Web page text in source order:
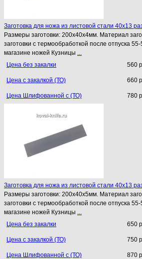
Заготовка для ножа из листовой стали 40х13
Размеры заготовки: 200х40х4мм. Материал
заготовки с термообработкой после отпуска
магазине ножей Кузницы ...
Цена без закалки
560
Цена с закалкой (ТО) 660
Цена Шлифованной с (ТО) 780
Заготовка для ножа из листовой стали 40х13
Размеры заготовки: 200х40х5мм. Материал
заготовки с термообработкой после отпуска
магазине ножей Кузницы ...
Цена без закалки
650
Цена с закалкой (ТО) 750
Цена Шлифованной с (ТО) 870